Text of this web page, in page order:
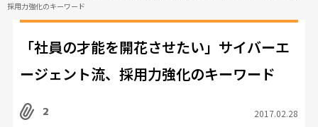
採用力強化のキーワード
「社員の才能を開花させたい」サイバーエ
ージェント流、採用力強化のキーワード
2 2017.02.28